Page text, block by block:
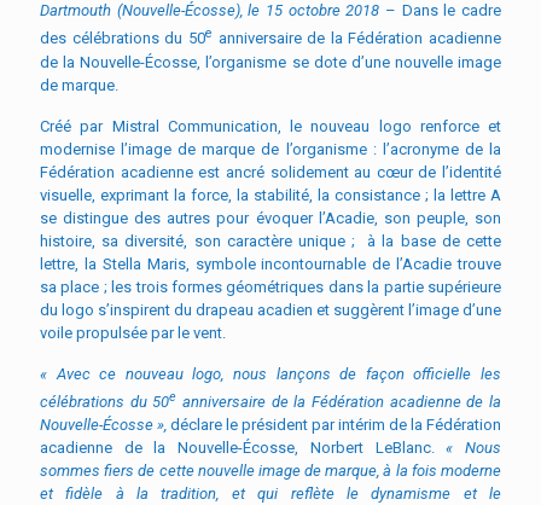
Dartmouth (Nouvelle-Écosse), le 15 octobre 2018 – Dans le cadre
des célébrations du 50e anniversaire de la Fédération acadienne
de la Nouvelle-Écosse, l’organisme se dote d’une nouvelle image
de marque.
Créé par Mistral Communication, le nouveau logo renforce et
modernise l’image de marque de l’organisme : l’acronyme de la
Fédération acadienne est ancré solidement au cœur de l’identité
visuelle, exprimant la force, la stabilité, la consistance ; la lettre A
se distingue des autres pour évoquer l’Acadie, son peuple, son
histoire, sa diversité, son caractère unique ; à la base de cette
lettre, la Stella Maris, symbole incontournable de l’Acadie trouve
sa place ; les trois formes géométriques dans la partie supérieure
du logo s’inspirent du drapeau acadien et suggèrent l’image d’une
voile propulsée par le vent.
« Avec ce nouveau logo, nous lançons de façon officielle les
célébrations du 50e anniversaire de la Fédération acadienne de la
Nouvelle-Écosse », déclare le président par intérim de la Fédération
acadienne de la Nouvelle-Écosse, Norbert LeBlanc.« Nous
sommes fiers de cette nouvelle image de marque, à la fois moderne
et fidèle à la tradition, et qui reflète le dynamisme et le